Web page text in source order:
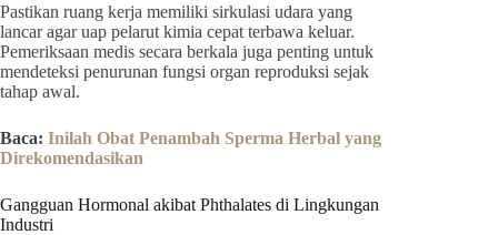
Pastikan ruang kerja memiliki sirkulasi udara yang
lancar agar uap pelarut kimia cepat terbawa keluar.
Pemeriksaan medis secara berkala juga penting untuk
mendeteksi penurunan fungsi organ reproduksi sejak
tahap awal.
Baca: Inilah Obat Penambah Sperma Herbal yang
Direkomendasikan
Gangguan Hormonal akibat Phthalates di Lingkungan
Industri